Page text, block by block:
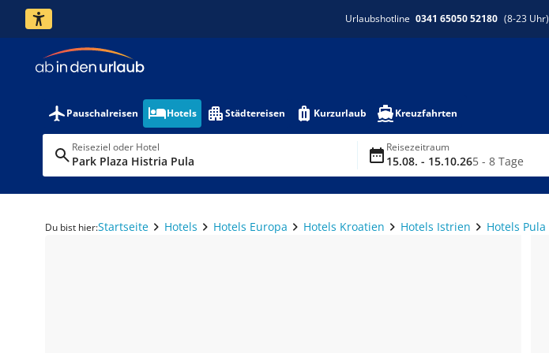
Urlaubshotline 0341 65050 52180 (8-23 Uhr)
Pauschalreisen Hotels Städtereisen Kurzurlaub Kreuzfahrten
Reiseziel oder Hotel
Park Plaza Histria Pula
Reisezeitraum
15.08. - 15.10.265 - 8 Tage
Du bist hier:Startseite Hotels Hotels Europa Hotels Kroatien Hotels Istrien Hotels Pula